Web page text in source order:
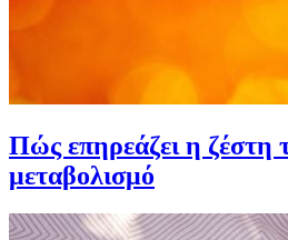
Πώς επηρεάζει η ζέστη
μεταβολισμό